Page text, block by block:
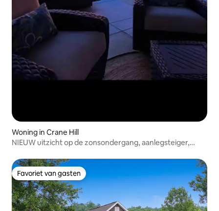
Woning in Crane Hill
NIEUW uitzicht op de zonsondergang, aanlegsteiger,
Favoriet van gasten
Favoriet van gasten